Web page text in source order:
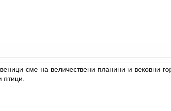
сме на величествени планини и вековни
птици.